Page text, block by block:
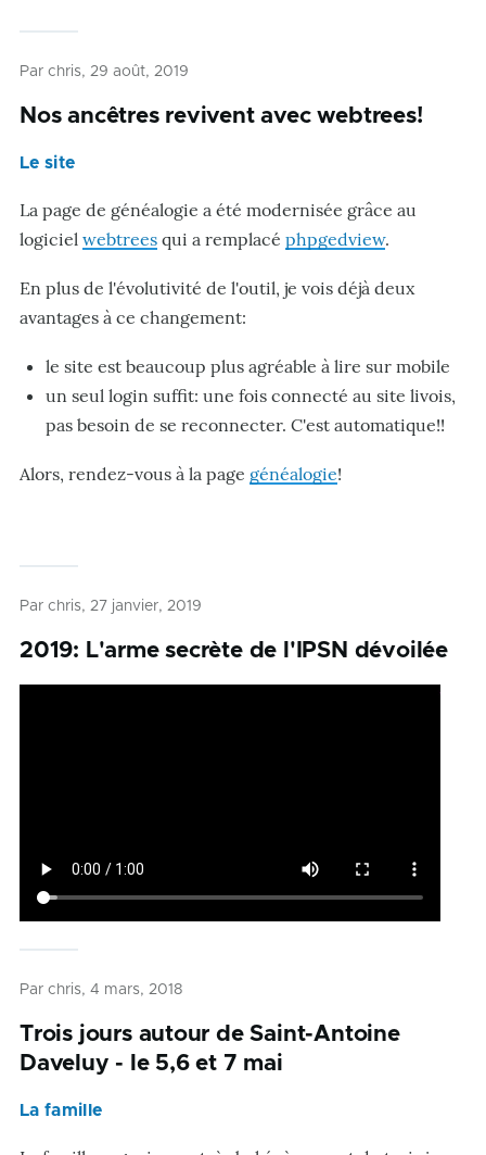
Par chris, 29 août, 2019
Nos ancêtres revivent avec webtrees!
Le site
La page de généalogie a été modernisée grâce au
logiciel webtrees qui a remplacé phpgedview.
En plus de l'évolutivité de l'outil, je vois déjà deux
avantages à ce changement:
le site est beaucoup plus agréable à lire sur mobile
un seul login suffit: une fois connecté au site livois,
pas besoin de se reconnecter. C'est automatique!!
Alors, rendez-vous à la page généalogie!
Par chris, 27 janvier, 2019
2019: L'arme secrète de l'IPSN dévoilée
Par chris, 4 mars, 2018
Trois jours autour de Saint-Antoine
Daveluy - le 5,6 et 7 mai
La famille